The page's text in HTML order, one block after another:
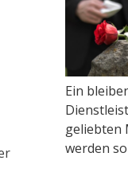
Ein
geliebten
werden